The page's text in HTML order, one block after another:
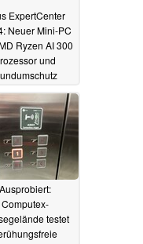
ExpertCenter
Neuer Mini-PC
Ryzen AI 300
und
21.05.2025
Ausprobiert:
Computex-
testet